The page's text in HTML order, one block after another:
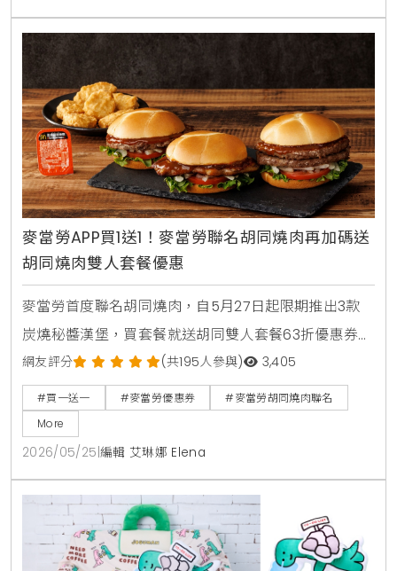
不用出門也能省錢消暑。
麥當勞APP買1送1！麥當勞聯名胡同燒肉再加碼送
胡同燒肉雙人套餐優惠
麥當勞首度聯名胡同燒肉，自5月27日起限期推出3款
炭燒秘醬漢堡，買套餐就送胡同雙人套餐63折優惠券。
人氣捲捲薯條同步回歸，還有西西里金選冰美式全新登
場，搭配APP年中慶享買1送1。
網友評分 (共195人參與) 3,405
#買一送一 #麥當勞優惠券
#麥當勞胡同燒肉聯名
More
2026/05/25 編輯 艾琳娜 Elena